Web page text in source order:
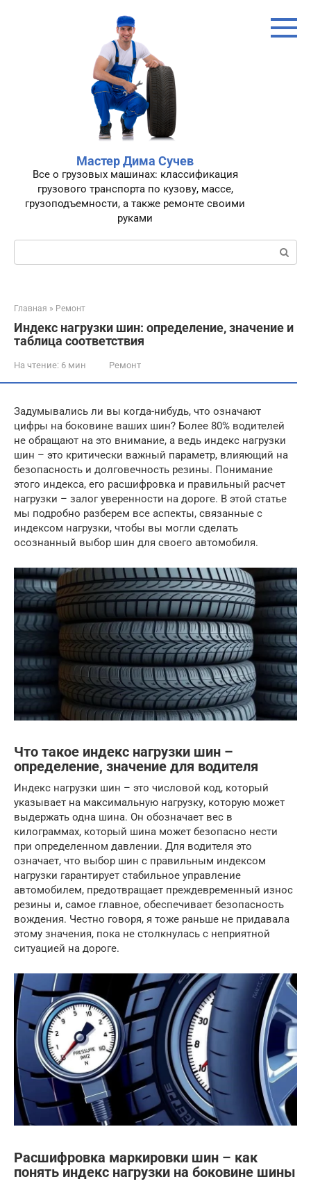
Мастер Дима Сучев
Все о грузовых машинах: классификация
грузового транспорта по кузову, массе,
грузоподъемности, а также ремонте своими
руками
Поиск:
Главная » Ремонт
Индекс нагрузки шин: определение, значение и
таблица соответствия
На чтение: 6 мин Ремонт
Задумывались ли вы когда-нибудь, что означают
цифры на боковине ваших шин? Более 80% водителей
не обращают на это внимание, а ведь индекс нагрузки
шин – это критически важный параметр, влияющий на
безопасность и долговечность резины. Понимание
этого индекса, его расшифровка и правильный расчет
нагрузки – залог уверенности на дороге. В этой статье
мы подробно разберем все аспекты, связанные с
индексом нагрузки, чтобы вы могли сделать
осознанный выбор шин для своего автомобиля.
Что такое индекс нагрузки шин –
определение, значение для водителя
Индекс нагрузки шин – это числовой код, который
указывает на максимальную нагрузку, которую может
выдержать одна шина. Он обозначает вес в
килограммах, который шина может безопасно нести
при определенном давлении. Для водителя это
означает, что выбор шин с правильным индексом
нагрузки гарантирует стабильное управление
автомобилем, предотвращает преждевременный износ
резины и, самое главное, обеспечивает безопасность
вождения. Честно говоря, я тоже раньше не придавала
этому значения, пока не столкнулась с неприятной
ситуацией на дороге.
Расшифровка маркировки шин – как
понять индекс нагрузки на боковине шины